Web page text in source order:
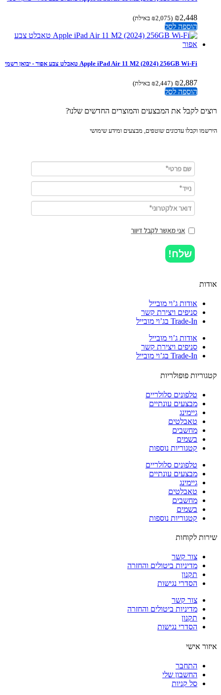
₪2,448
(
₪2,075 באילת)
הוספה לסל
Apple iPad Air 11 M2 (2024) 256GB Wi-Fi טאבלט צבע אפור - יבואן רשמי
₪2,887
(
₪2,447 באילת)
הוספה לסל
לקבל את המבצעים והמוצרים החדשים שלנו?
וקבלו עדכונים שוטפים, מבצעים ומידע שימושי
אני מאשר לקבל דיוור
שלח!
אודות ג’וי מובייל
סניפים ויצירת קשר
Trade-In בג’וי מובייל
אודות ג’וי מובייל
סניפים ויצירת קשר
Trade-In בג’וי מובייל
פופולריות
טלפונים סלולריים
מבצעים עונתיים
גיימינג
טאבלטים
מחשבים
בשמים
קטגוריות נוספות
טלפונים סלולריים
מבצעים עונתיים
גיימינג
טאבלטים
מחשבים
בשמים
קטגוריות נוספות
לקוחות
צור קשר
מדיניות ביטולים והחזרה
תקנון
הסדרי נגישות
צור קשר
מדיניות ביטולים והחזרה
תקנון
הסדרי נגישות
אישי
התחבר
החשבון שלי
סל קניות